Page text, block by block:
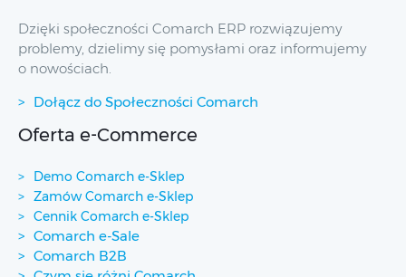
Dzięki społeczności Comarch ERP rozwiązujemy
problemy, dzielimy się pomysłami oraz informujemy
o nowościach.
Dołącz do Społeczności Comarch
Oferta e-Commerce
Demo Comarch e-Sklep
Zamów Comarch e-Sklep
Cennik Comarch e-Sklep
Comarch e-Sale
Comarch B2B